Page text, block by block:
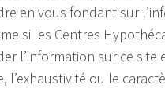
en vous fondant sur
si les Centres
l’information sur ce site
l’exhaustivité ou le